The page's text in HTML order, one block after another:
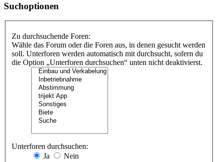
Suchoptionen
Zu durchsuchende Foren:
Wähle das Forum oder die Foren aus, in denen gesucht werden
soll. Unterforen werden automatisch mit durchsucht, sofern du
die Option „Unterforen durchsuchen“ unten nicht deaktivierst.
Unterforen durchsuchen:
Ja
Nein